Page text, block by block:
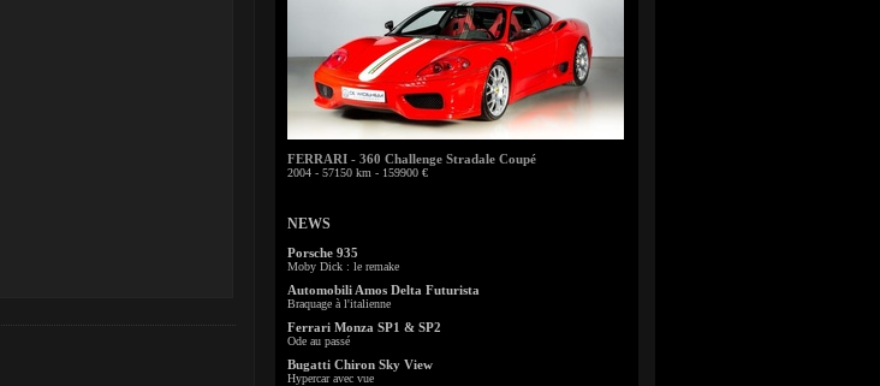
FERRARI - 360 Challenge Stradale Coupé
2004 - 57150 km - 159900 €
NEWS
Porsche 935
Moby Dick : le remake
Automobili Amos Delta Futurista
Braquage à l'italienne
Ferrari Monza SP1 & SP2
Ode au passé
Bugatti Chiron Sky View
Hypercar avec vue